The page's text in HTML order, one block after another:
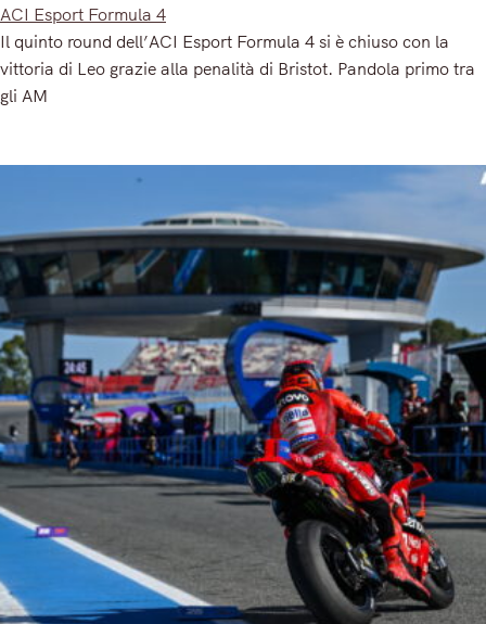
ACI Esport Formula 4
Il quinto round dell’ACI Esport Formula 4 si è chiuso con la
vittoria di Leo grazie alla penalità di Bristot. Pandola primo tra
gli AM